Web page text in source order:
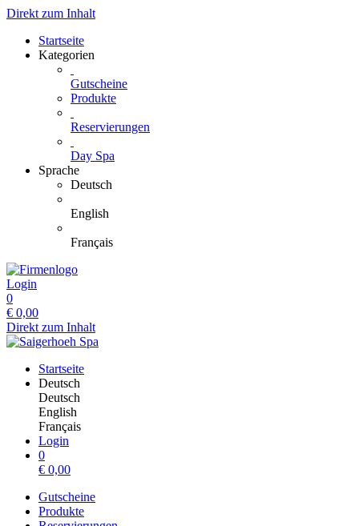
Direkt zum Inhalt
Startseite
Kategorien
Gutscheine
Produkte
Reservierungen
Day Spa
Sprache
Deutsch
English
Français
Login
0
€ 0,00
Direkt zum Inhalt
Startseite
Deutsch
Deutsch
English
Français
Login
0
€ 0,00
Gutscheine
Produkte